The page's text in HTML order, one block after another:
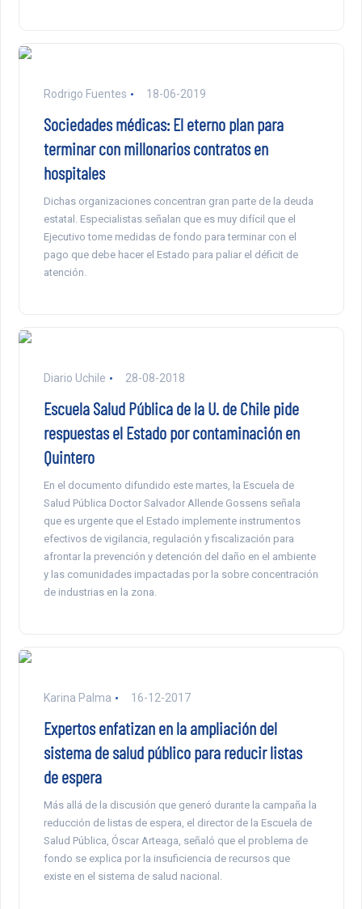
Rodrigo Fuentes 18-06-2019
Sociedades médicas: El eterno plan para
terminar con millonarios contratos en
hospitales
Dichas organizaciones concentran gran parte de la deuda
estatal. Especialistas señalan que es muy difícil que el
Ejecutivo tome medidas de fondo para terminar con el
pago que debe hacer el Estado para paliar el déficit de
atención.
Diario Uchile 28-08-2018
Escuela Salud Pública de la U. de Chile pide
respuestas el Estado por contaminación en
Quintero
En el documento difundido este martes, la Escuela de
Salud Pública Doctor Salvador Allende Gossens señala
que es urgente que el Estado implemente instrumentos
efectivos de vigilancia, regulación y fiscalización para
afrontar la prevención y detención del daño en el ambiente
y las comunidades impactadas por la sobre concentración
de industrias en la zona.
Karina Palma 16-12-2017
Expertos enfatizan en la ampliación del
sistema de salud público para reducir listas
de espera
Más allá de la discusión que generó durante la campaña la
reducción de listas de espera, el director de la Escuela de
Salud Pública, Óscar Arteaga, señaló que el problema de
fondo se explica por la insuficiencia de recursos que
existe en el sistema de salud nacional.